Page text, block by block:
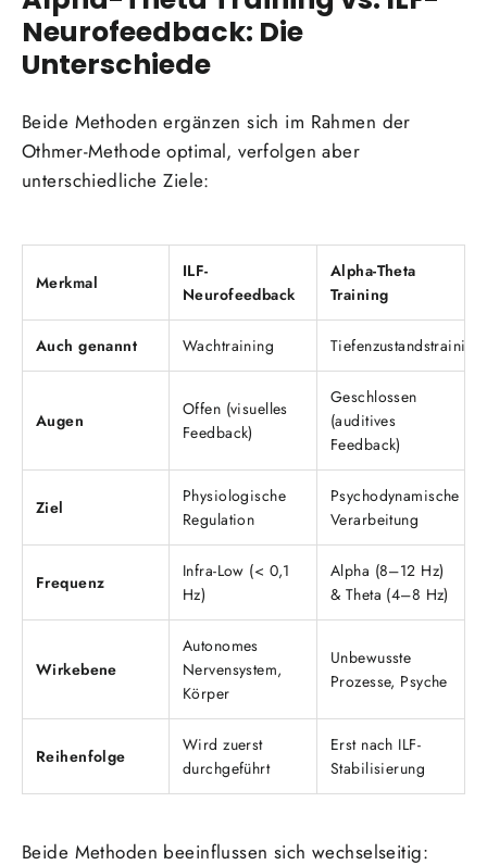
Neurofeedback: Die
Unterschiede
Beide Methoden ergänzen sich im Rahmen der
Othmer-Methode optimal, verfolgen aber
unterschiedliche Ziele:
Merkmal
ILF-
Neurofeedback
Alpha-Theta
Training
Auch genannt Wachtraining Tiefenzustandstraining
Augen
Offen (visuelles
Feedback)
Geschlossen
(auditives
Feedback)
Ziel
Physiologische
Regulation
Psychodynamische
Verarbeitung
Frequenz
Infra-Low (< 0,1
Hz)
Alpha (8–12 Hz)
& Theta (4–8 Hz)
Wirkebene
Autonomes
Nervensystem,
Körper
Unbewusste
Prozesse, Psyche
Reihenfolge
Wird zuerst
durchgeführt
Erst nach ILF-
Stabilisierung
Beide Methoden beeinflussen sich wechselseitig: